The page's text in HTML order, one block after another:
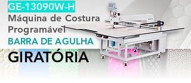
GE-13090W-H
Máquina de Costura
Programável
BARRA DE AGULHA
GIRATÓRIA